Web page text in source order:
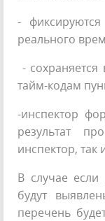
-
реального
-
тайм-кодам
-инспектор
результат
инспектор,
В случае
будут
перечень